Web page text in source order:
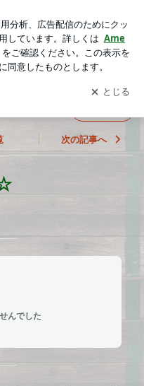
新通知
を受け取りまし
開く
次の記事へ
んでした